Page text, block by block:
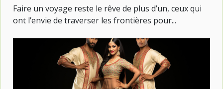
Faire un voyage reste le rêve de plus d’un, ceux qui
ont l’envie de traverser les frontières pour...